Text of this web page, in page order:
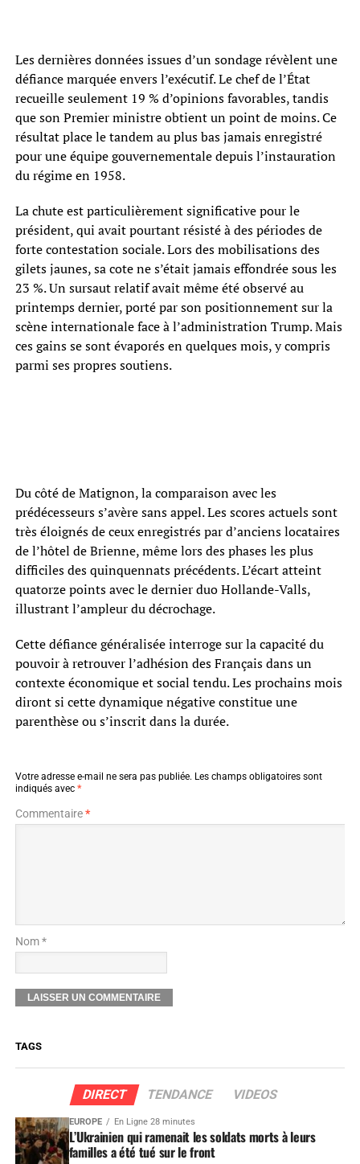
Les dernières données issues d’un sondage révèlent une
défiance marquée envers l’exécutif. Le chef de l’État
recueille seulement 19 % d’opinions favorables, tandis
que son Premier ministre obtient un point de moins. Ce
résultat place le tandem au plus bas jamais enregistré
pour une équipe gouvernementale depuis l’instauration
du régime en 1958.
La chute est particulièrement significative pour le
président, qui avait pourtant résisté à des périodes de
forte contestation sociale. Lors des mobilisations des
gilets jaunes, sa cote ne s’était jamais effondrée sous les
23 %. Un sursaut relatif avait même été observé au
printemps dernier, porté par son positionnement sur la
scène internationale face à l’administration Trump. Mais
ces gains se sont évaporés en quelques mois, y compris
parmi ses propres soutiens.
Du côté de Matignon, la comparaison avec les
prédécesseurs s’avère sans appel. Les scores actuels sont
très éloignés de ceux enregistrés par d’anciens locataires
de l’hôtel de Brienne, même lors des phases les plus
difficiles des quinquennats précédents. L’écart atteint
quatorze points avec le dernier duo Hollande-Valls,
illustrant l’ampleur du décrochage.
Cette défiance généralisée interroge sur la capacité du
pouvoir à retrouver l’adhésion des Français dans un
contexte économique et social tendu. Les prochains mois
diront si cette dynamique négative constitue une
parenthèse ou s’inscrit dans la durée.
Votre adresse e-mail ne sera pas publiée. Les champs obligatoires sont
indiqués avec *
Commentaire*
Nom *
TAGS
DIRECT TENDANCE VIDEOS
EUROPE En Ligne 28 minutes
L’Ukrainien qui ramenait les soldats morts à leurs
familles a été tué sur le front